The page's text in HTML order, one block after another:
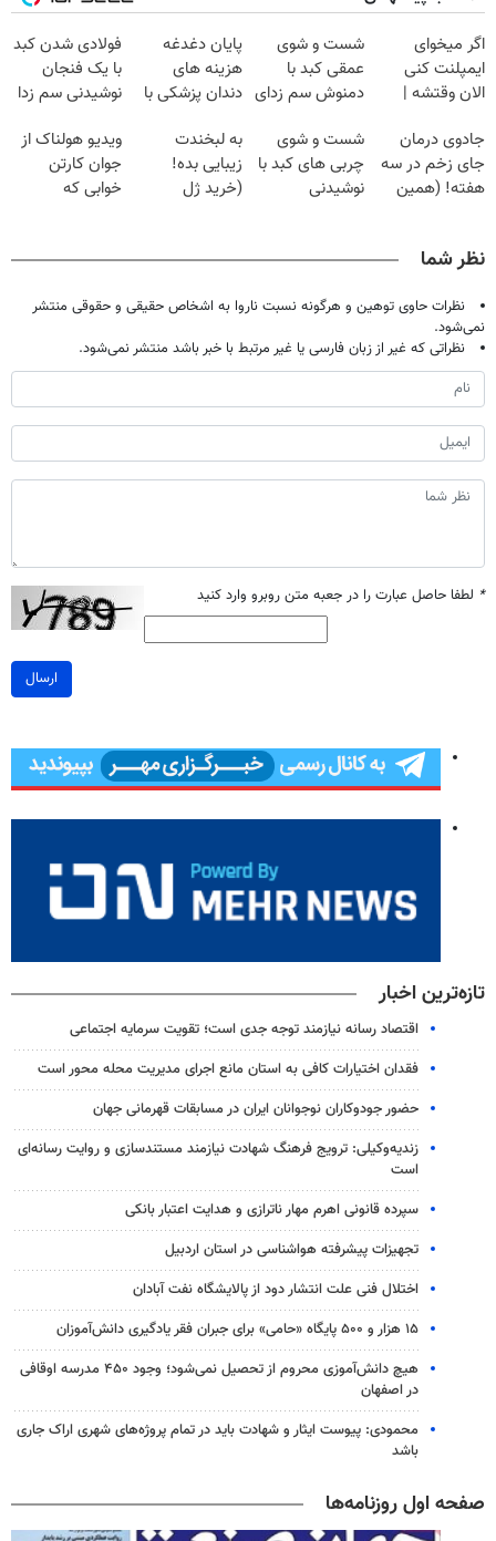
اگر میخوای
ایمپلنت کنی
الان وقتشه |
میلیون تومان!!!
شست و شوی
عمقی کبد با
دمنوش سم زدای
پایان دغدغه
هزینه های
دندان پزشکی با
خانگی
فولادی شدن کبد
با یک فنجان
نوشیدنی سم زدا
جادوی درمان
جای زخم در سه
هفته! (همین
شست و شوی
چربی های کبد با
نوشیدنی
به لبخندت
زیبایی بده!
(خرید ژل
با40%تخفیف)
ویدیو هولناک از
جوان کارتن
خوابی که
نظر شما
نظرات حاوی توهین و هرگونه نسبت ناروا به اشخاص حقیقی و حقوقی منتشر
نمی‌شود.
نظراتی که غیر از زبان فارسی یا غیر مرتبط با خبر باشد منتشر نمی‌شود.
* لطفا حاصل عبارت را در جعبه متن روبرو وارد کنید
ارسال
تازه‌ترین اخبار
اقتصاد رسانه نیازمند توجه جدی است؛ تقویت سرمایه اجتماعی
فقدان اختیارات کافی به استان مانع اجرای مدیریت محله محور است
حضور جودوکاران نوجوانان ایران در مسابقات قهرمانی جهان
زندیه‌وکیلی: ترویج فرهنگ شهادت نیازمند مستندسازی و روایت رسانه‌ای
است
سپرده قانونی اهرم مهار ناترازی و هدایت اعتبار بانکی
تجهیزات پیشرفته هواشناسی در استان اردبیل
اختلال فنی علت انتشار دود از پالایشگاه نفت آبادان
۱۵ هزار و ۵۰۰ پایگاه «حامی» برای جبران فقر یادگیری دانش‌آموزان
هیچ دانش‌آموزی محروم از تحصیل نمی‌شود؛ وجود ۴۵۰ مدرسه اوقافی
در اصفهان
محمودی: پیوست ایثار و شهادت باید در تمام پروژه‌های شهری اراک جاری
باشد
صفحه اول روزنامه‌ها